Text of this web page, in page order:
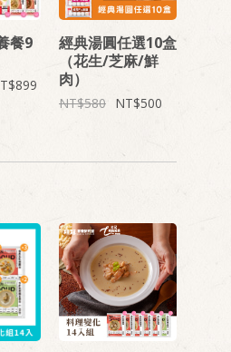
餐9
899
經典湯圓任選10盒
（花生/芝麻/鮮
肉）
580 500